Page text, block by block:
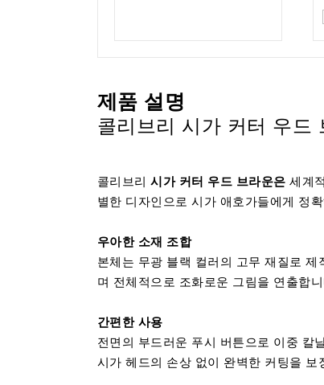
제품 설명
콜리브리 시가 커터 우드
콜리브리시가 커터 우드 브라운은 세계
별한 디자인으로 시가 애호가들에게 정
우아한 소재 조합
본체는 무광 블랙 컬러의 고무 재질로
며 전체적으로 조화로운 그림을 연출합
간편한 사용
전면의 부드러운 푸시 버튼으로 이중 칼
시가 헤드의 손상 없이 완벽한 커팅을 보